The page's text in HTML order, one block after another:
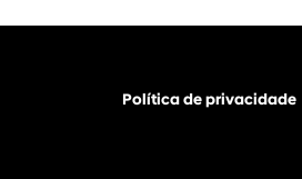
Política de privacidade